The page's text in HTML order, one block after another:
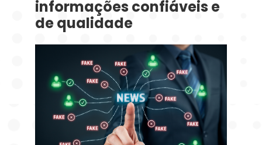
informações confiáveis e
de qualidade